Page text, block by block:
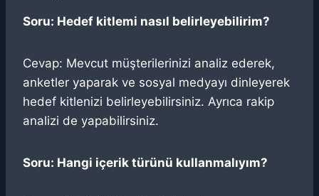
Soru: Hedef kitlemi nasıl belirleyebilirim?
Cevap: Mevcut müşterilerinizi analiz ederek,
anketler yaparak ve sosyal medyayı dinleyerek
hedef kitlenizi belirleyebilirsiniz. Ayrıca rakip
analizi de yapabilirsiniz.
Soru: Hangi içerik türünü kullanmalıyım?